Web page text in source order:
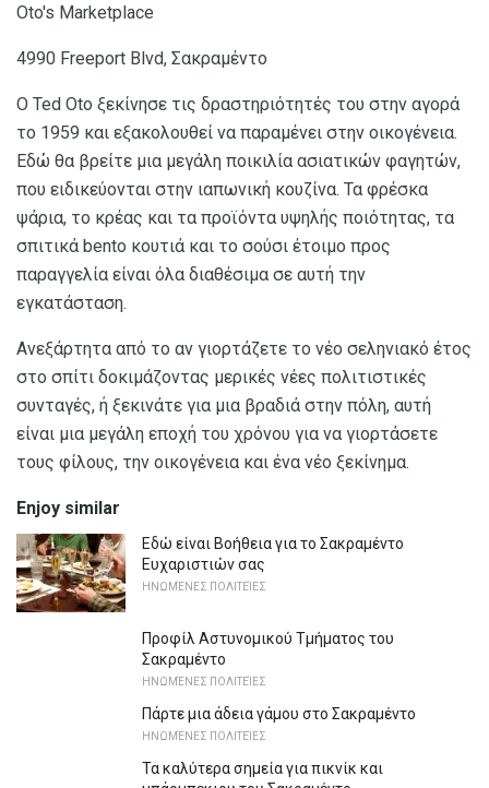
Oto's Marketplace
4990 Freeport Blvd, Σακραμέντο
Ο Ted Oto ξεκίνησε τις δραστηριότητές του στην αγορά
το 1959 και εξακολουθεί να παραμένει στην οικογένεια.
Εδώ θα βρείτε μια μεγάλη ποικιλία ασιατικών φαγητών,
που ειδικεύονται στην ιαπωνική κουζίνα. Τα φρέσκα
ψάρια, το κρέας και τα προϊόντα υψηλής ποιότητας, τα
σπιτικά bento κουτιά και το σούσι έτοιμο προς
παραγγελία είναι όλα διαθέσιμα σε αυτή την
εγκατάσταση.
Ανεξάρτητα από το αν γιορτάζετε το νέο σεληνιακό έτος
στο σπίτι δοκιμάζοντας μερικές νέες πολιτιστικές
συνταγές, ή ξεκινάτε για μια βραδιά στην πόλη, αυτή
είναι μια μεγάλη εποχή του χρόνου για να γιορτάσετε
τους φίλους, την οικογένεια και ένα νέο ξεκίνημα.
Enjoy similar
Εδώ είναι Βοήθεια για το Σακραμέντο
Ευχαριστιών σας
ΗΝΩΜΈΝΕΣ ΠΟΛΙΤΕΊΕΣ
Προφίλ Αστυνομικού Τμήματος του
Σακραμέντο
ΗΝΩΜΈΝΕΣ ΠΟΛΙΤΕΊΕΣ
Πάρτε μια άδεια γάμου στο Σακραμέντο
ΗΝΩΜΈΝΕΣ ΠΟΛΙΤΕΊΕΣ
Τα καλύτερα σημεία για πικνίκ και